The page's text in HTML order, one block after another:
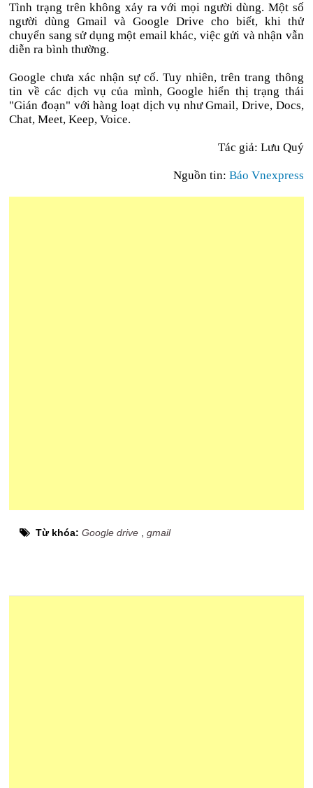
Tình trạng trên không xảy ra với mọi người dùng. Một số
người dùng Gmail và Google Drive cho biết, khi thử
chuyển sang sử dụng một email khác, việc gửi và nhận vẫn
diễn ra bình thường.
Google chưa xác nhận sự cố. Tuy nhiên, trên trang thông
tin về các dịch vụ của mình, Google hiển thị trạng thái
"Gián đoạn" với hàng loạt dịch vụ như Gmail, Drive, Docs,
Chat, Meet, Keep, Voice.
Tác giả: Lưu Quý
Nguồn tin: Báo Vnexpress
Từ khóa:Google drive ,gmail